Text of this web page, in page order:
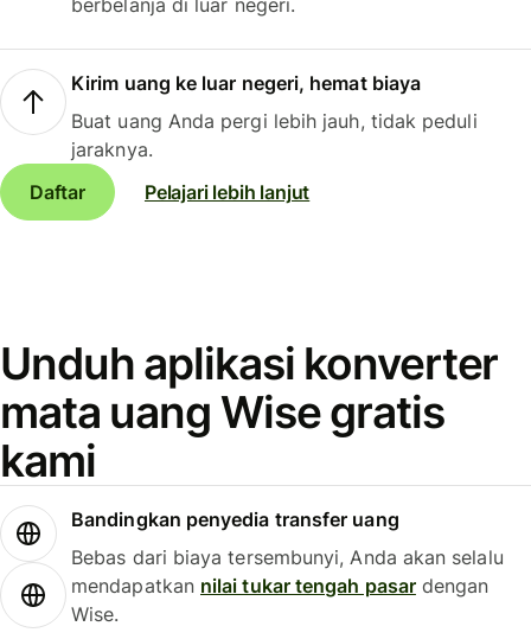
berbelanja di luar negeri.
Kirim uang ke luar negeri, hemat biaya
Buat uang Anda pergi lebih jauh, tidak peduli
jaraknya.
Daftar
Pelajari lebih lanjut
Unduh aplikasi konverter
mata uang Wise gratis
kami
Bandingkan penyedia transfer uang
Bebas dari biaya tersembunyi, Anda akan selalu
mendapatkan nilai tukar tengah pasardengan
Wise.